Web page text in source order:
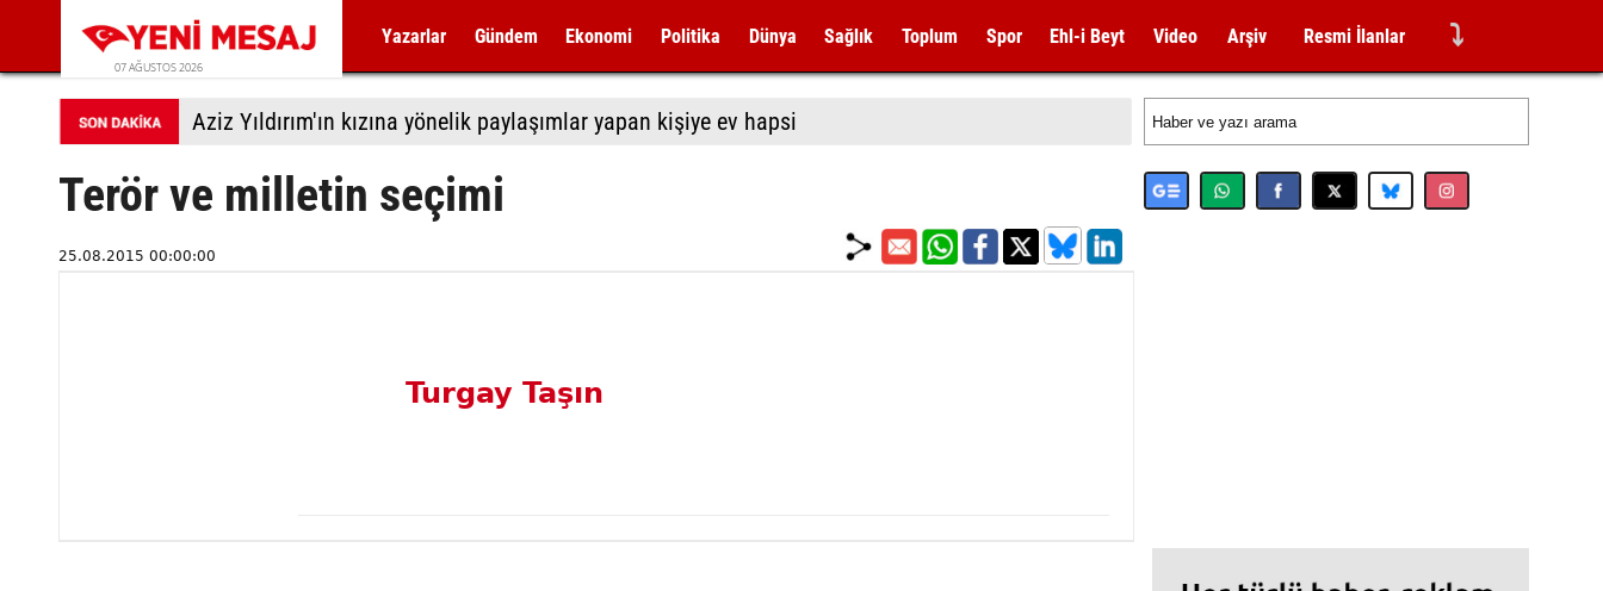
07 AĞUSTOS 2026
Yazarlar Gündem Ekonomi Politika Dünya Sağlık Toplum Spor Ehl-i Beyt Video Arşiv Resmi İlanlar ⤵
Aziz Yıldırım'ın kızına yönelik paylaşımlar yapan kişiye ev hapsi
Terör ve milletin seçimi
25.08.2015 00:00:00
Turgay Taşın